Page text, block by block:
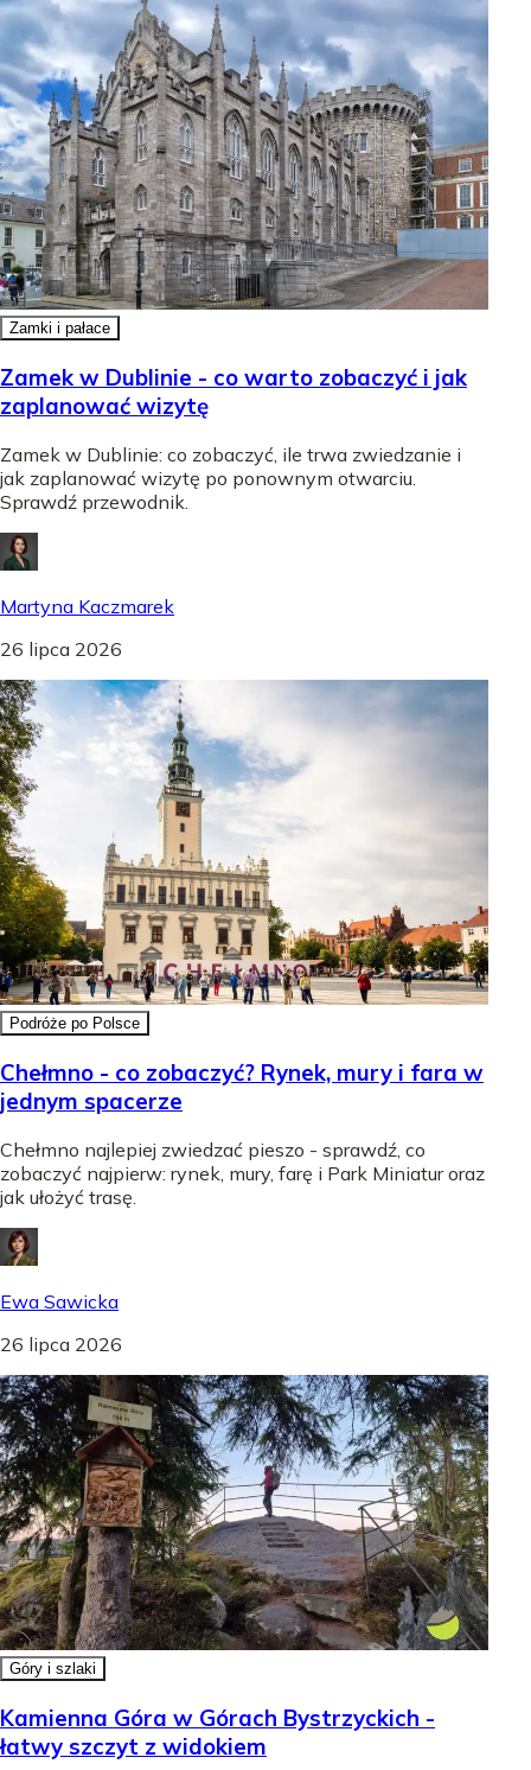
Zamki i pałace
Zamek w Dublinie - co warto zobaczyć i jak
zaplanować wizytę
Zamek w Dublinie: co zobaczyć, ile trwa zwiedzanie i
jak zaplanować wizytę po ponownym otwarciu.
Sprawdź przewodnik.
Martyna Kaczmarek
26 lipca 2026
Podróże po Polsce
Chełmno - co zobaczyć? Rynek, mury i fara w
jednym spacerze
Chełmno najlepiej zwiedzać pieszo - sprawdź, co
zobaczyć najpierw: rynek, mury, farę i Park Miniatur oraz
jak ułożyć trasę.
Ewa Sawicka
26 lipca 2026
Góry i szlaki
Kamienna Góra w Górach Bystrzyckich -
łatwy szczyt z widokiem